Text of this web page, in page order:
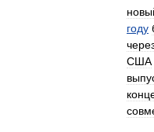
году
США